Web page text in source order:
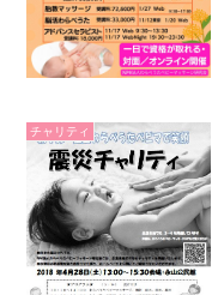
チャリティ